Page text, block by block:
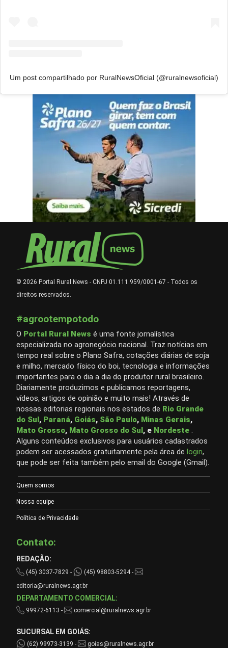
Um post compartilhado por RuralNewsOficial (@ruralnewsoficial)
© 2026 Portal Rural News - CNPJ 01.111.959/0001-67 - Todos os
direitos reservados.
#agrootempotodo
O Portal Rural News é uma fonte jornalística
especializada no agronegócio nacional. Traz notícias em
tempo real sobre o Plano Safra, cotações diárias de soja
e milho, mercado físico do boi, tecnologia e informações
importantes para o dia a dia do produtor rural brasileiro.
Diariamente produzimos e publicamos reportagens,
vídeos, artigos de opinião e muito mais! Através de
nossas editorias regionais nos estados de Rio Grande
do Sul, Paraná, Goiás, São Paulo, Minas Gerais,
Mato Grosso, Mato Grosso do Sul, e Nordeste
Alguns conteúdos exclusivos para usuários cadastrados
podem ser acessados gratuitamente pela área de login,
que pode ser feita também pelo email do Google (Gmail).
Quem somos
Nossa equipe
Política de Privacidade
Contato:
REDAÇÃO:
(45) 3037-7829 -
(45) 98803-5294 -
editoria@ruralnews.agr.br
DEPARTAMENTO COMERCIAL:
99972-6113 - comercial@ruralnews.agr.br
SUCURSAL EM GOIÁS:
(62) 99973-3139 - goias@ruralnews.agr.br